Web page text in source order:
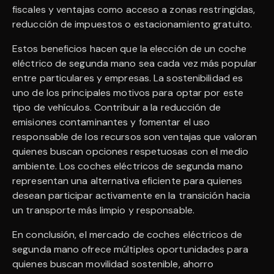
fiscales y ventajas como acceso a zonas restringidas,
reducción de impuestos o estacionamiento gratuito.
Estos beneficios hacen que la elección de un coche
eléctrico de segunda mano sea cada vez más popular
entre particulares y empresas. La sostenibilidad es
uno de los principales motivos para optar por este
tipo de vehículos. Contribuir a la reducción de
emisiones contaminantes y fomentar el uso
responsable de los recursos son ventajas que valoran
quienes buscan opciones respetuosas con el medio
ambiente. Los coches eléctricos de segunda mano
representan una alternativa eficiente para quienes
desean participar activamente en la transición hacia
un transporte más limpio y responsable.
En conclusión, el mercado de coches eléctricos de
segunda mano ofrece múltiples oportunidades para
quienes buscan movilidad sostenible, ahorro